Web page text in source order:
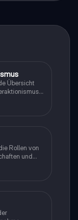
Übersicht
zentrale
Rollen
Rollen von
und
zur
das